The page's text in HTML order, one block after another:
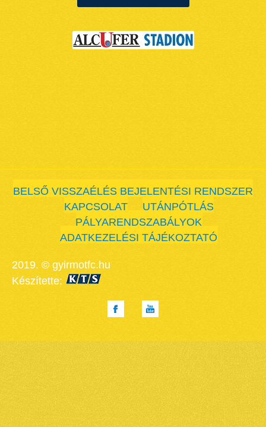
BELSŐ VISSZAÉLÉS BEJELENTÉSI RENDSZER
KAPCSOLAT
UTÁNPÓTLÁS
PÁLYARENDSZABÁLYOK
ADATKEZELÉSI TÁJÉKOZTATÓ
2019. © gyirmotfc.hu
Készítette: